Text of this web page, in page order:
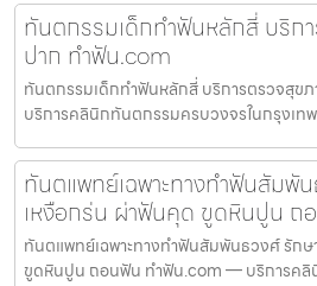
ทันตกรรมเด็กทำฟันหลักสี่ บริก
ปาก ทำฟัน.com
ทันตกรรมเด็กทำฟันหลักสี่ บริการตรวจสุ
บริการคลินิกทันตกรรมครบวงจรในกรุงเ
ทันตแพทย์เฉพาะทางทำฟันสัมพั
เหงือกร่น ผ่าฟันคุด ขูดหินปูน ถ
ทันตแพทย์เฉพาะทางทำฟันสัมพันธวงศ์ รัก
ขูดหินปูน ถอนฟัน ทำฟัน.com — บริการค